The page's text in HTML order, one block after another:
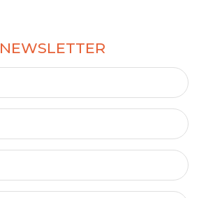
NEWSLETTER